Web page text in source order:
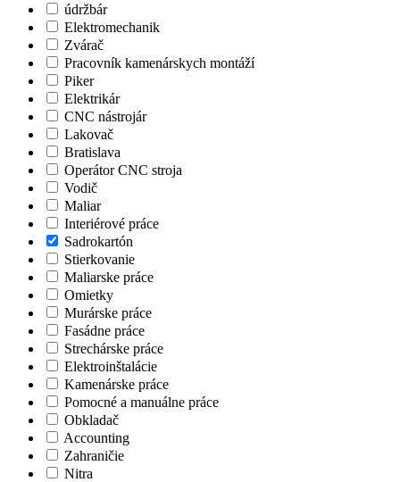
údržbár
Elektromechanik
Zvárač
Pracovník kamenárskych montáží
Piker
Elektrikár
CNC nástrojár
Lakovač
Bratislava
Operátor CNC stroja
Vodič
Maliar
Interiérové práce
Sadrokartón
Stierkovanie
Maliarske práce
Omietky
Murárske práce
Fasádne práce
Strechárske práce
Elektroinštalácie
Kamenárske práce
Pomocné a manuálne práce
Obkladač
Accounting
Zahraničie
Nitra